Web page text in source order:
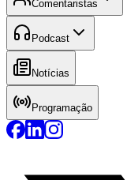
Comentaristas
Podcast
Notícias
Programação